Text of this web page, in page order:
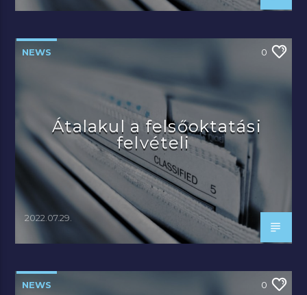
NEWS 0
Átalakul a felsőoktatási
felvételi
2022.07.29.
NEWS 0